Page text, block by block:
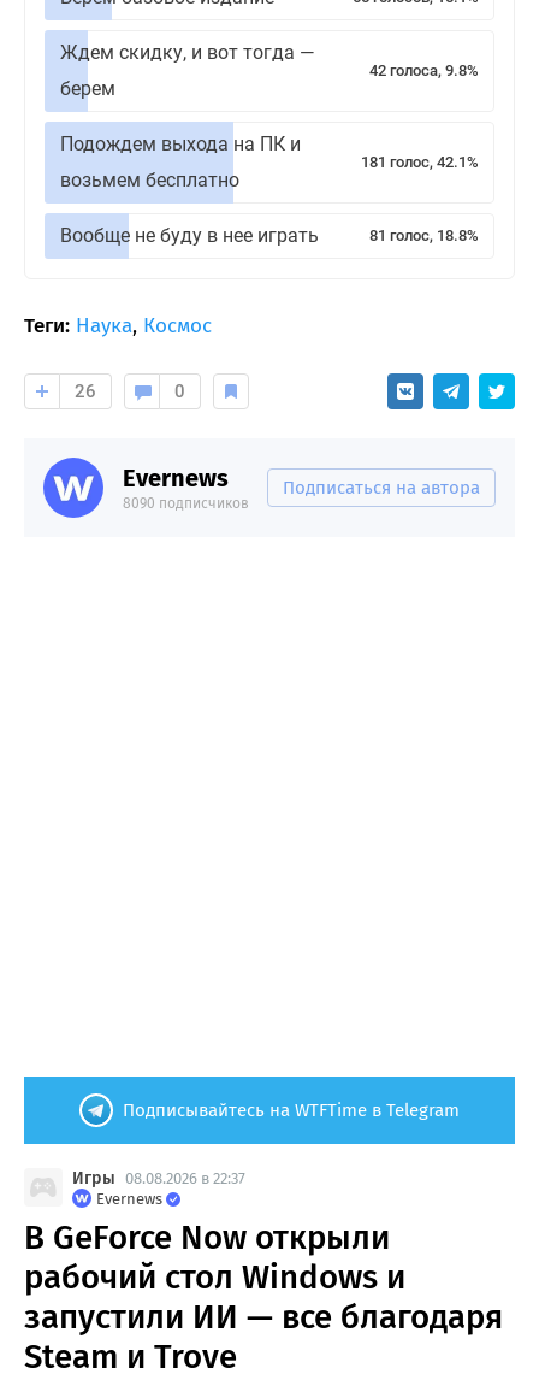
Ждем скидку, и вот тогда —
берем
42 голоса, 9.8%
Подождем выхода на ПК и
возьмем бесплатно
181 голос, 42.1%
Вообще не буду в нее играть 81 голос, 18.8%
Теги: Наука, Космос
26 0
Evernews
8090 подписчиков
Подписаться на автора
Подписывайтесь на WTFTime в Telegram
Игры 08.08.2026 в 22:37
Evernews
В GeForce Now открыли
рабочий стол Windows и
запустили ИИ — все благодаря
Steam и Trove